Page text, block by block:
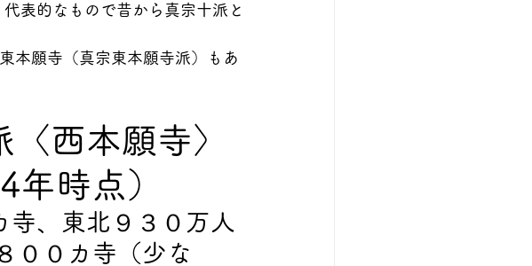
表的なもので昔から真宗十派と
本願寺（真宗東本願寺派）もあ
西本願寺〉
時点）
、東北９３０万人
００カ寺（少な